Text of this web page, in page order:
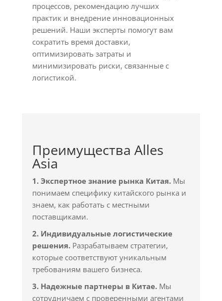
процессов, рекомендацию лучших
практик и внедрение инновационных
решений. Наши эксперты помогут вам
сократить время доставки,
оптимизировать затраты и
минимизировать риски, связанные с
логистикой.
Преимущества Alles
Asia
1. Экспертное знание рынка Китая.Мы
понимаем специфику китайского рынка и
знаем, как работать с местными
поставщиками.
2. Индивидуальные логистические
решения.Разрабатываем стратегии,
которые соответствуют уникальным
требованиям вашего бизнеса.
3. Надежные партнеры в Китае.Мы
сотрудничаем с проверенными агентами